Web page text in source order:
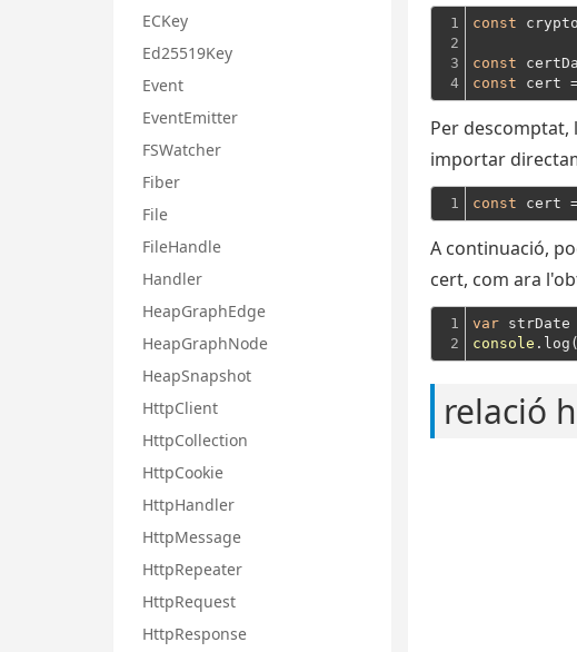
ECKey
Ed25519Key
Event
EventEmitter
FSWatcher
Fiber
File
FileHandle
Handler
HeapGraphEdge
HeapGraphNode
HeapSnapshot
HttpClient
HttpCollection
HttpCookie
HttpHandler
HttpMessage
HttpRepeater
HttpRequest
HttpResponse
1
2
3
4
const
const
const cert
Per
importar
1 const
A continuació,
cert, com ara
1
2
var strDate
console .log(
relació